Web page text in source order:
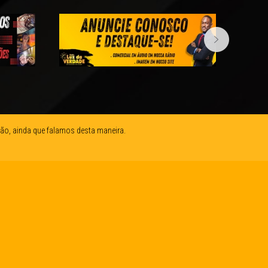
ainda que falamos desta maneira.